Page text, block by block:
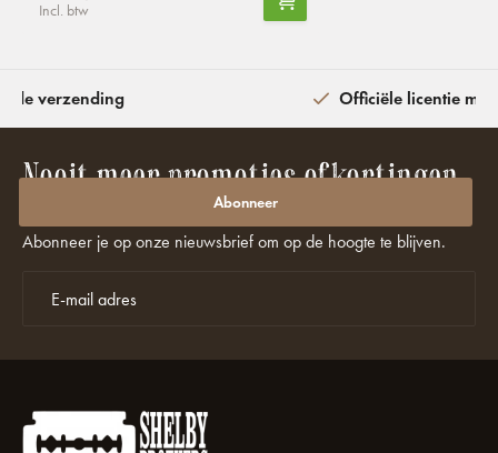
Incl. btw
verzending Officiële licentie met
Nooit meer promoties of kortingen
Abonneer je op onze nieuwsbrief om op de hoogte te blijven.
Abonneer